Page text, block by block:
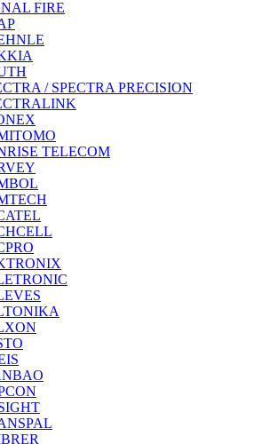
FIRE
/ SPECTRA PRECISION
TELECOM